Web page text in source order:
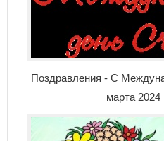
Поздравления - С
марта 2024